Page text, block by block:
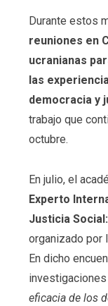
Durante estos
reuniones en
ucranianas
las
democracia y
trabajo que
octubre.
En julio, el
Experto
Justicia
organizado por
En dicho
eficacia de los